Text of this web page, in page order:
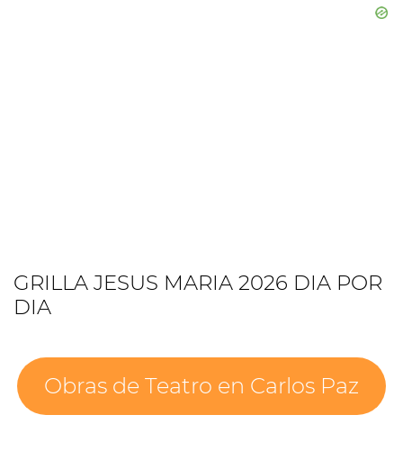
GRILLA JESUS MARIA 2026 DIA POR
DIA
Obras de Teatro en Carlos Paz